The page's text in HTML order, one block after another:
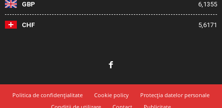
GBP 6,1355
CHF 5,6171
Politica de confidențialitate Cookie policy
Protecția datelor personale